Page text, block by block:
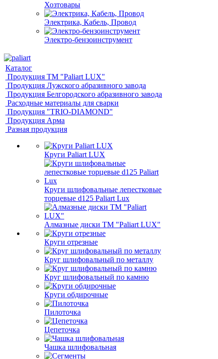
Хозтовары
Электрика, Кабель, Провод
Электро-бензоинструмент
Каталог
Продукция ТМ "Paliart LUX"
Продукция Лужского абразивного завода
Продукция Белгородского абразивного завода
Расходные материалы для сварки
Продукция "TRIO-DIAMOND"
Продукция Арма
Разная продукция
Круги Paliart LUX
Круги шлифовальные лепестковые
торцевые d125 Paliart Lux
Алмазные диски ТМ "Paliart LUX"
Круги отрезные
Круг шлифовальный по металлу
Круг шлифовальный по камню
Круги обдирочные
Пилоточка
Цепеточка
Чашка шлифовальная